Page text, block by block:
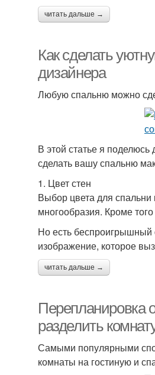
читать дальше →
Как сделать
дизайнера
Любую спальню можно
В этой статье я
сделать вашу спальню
1. Цвет стен
Выбор цвета для
многообразия. Кроме
Но есть беспроигрышный
изображение, которое
читать дальше →
Перепланировка
разделить
Самыми популярными
комнаты на гостиную и